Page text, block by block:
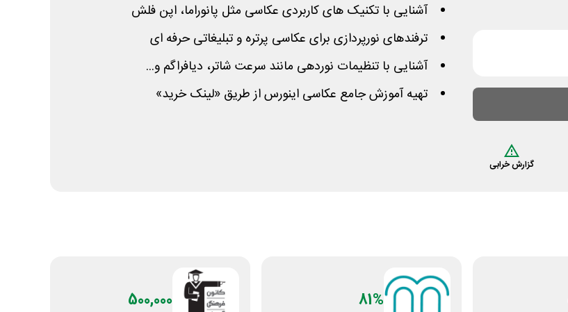
گزارش خرابی
آشنایی با تکنیک های کاربردی عکاسی مثل پانوراما، اپن فلش
ترفندهای نورپردازی برای عکاسی پرتره و تبلیغاتی حرفه ای
آشنایی با تنظیمات نوردهی مانند سرعت شاتر، دیافراگم و...
تهیه آموزش جامع عکاسی اینورس از طریق «لینک خرید»
81%
500,000